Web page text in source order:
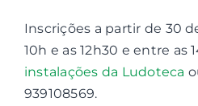
Inscrições a partir de 30
10h e as 12h30 e entre as
instalações da Ludoteca
939108569.